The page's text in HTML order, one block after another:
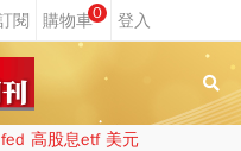
0
fed 高股息etf 美元